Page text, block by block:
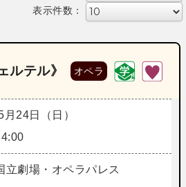
表示件数：
ルテル》 オペラ
24日（日）
立劇場・オペラパレス